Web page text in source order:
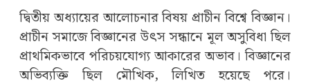
দ্বিতীয় অধ্যায়ের আলোচনার বিষয় প্রাচীন বিশ্বে বিজ্ঞান।
প্রাচীন সমাজে বিজ্ঞানের উৎস সন্ধানে মূল অসুবিধা ছিল
প্রাথমিকভাবে পরিচয়যোগ্য আকারের অভাব। বিজ্ঞানের
অভিব্যক্তি ছিল মৌখিক, লিখিত হয়েছে পরে।